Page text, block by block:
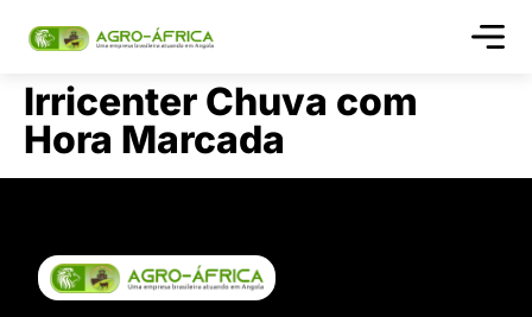
Irricenter Chuva com
Hora Marcada